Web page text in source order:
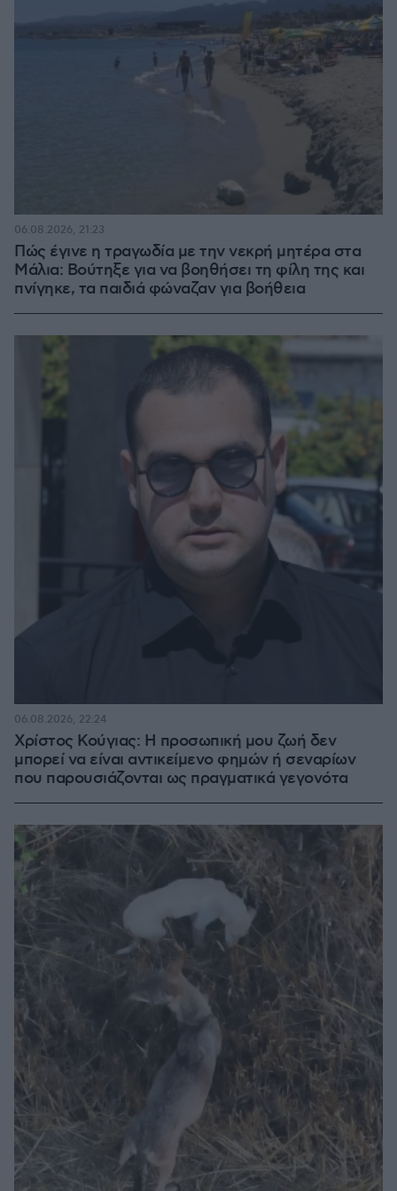
Πώς έγινε η τραγωδία με την νεκρή μητέρα στα
Μάλια: Βούτηξε για να βοηθήσει τη φίλη της και
πνίγηκε, τα παιδιά φώναζαν για βοήθεια
06.08.2026, 21:23
Χρίστος Κούγιας: Η προσωπική μου ζωή δεν
μπορεί να είναι αντικείμενο φημών ή σεναρίων
που παρουσιάζονται ως πραγματικά γεγονότα
06.08.2026, 22:24